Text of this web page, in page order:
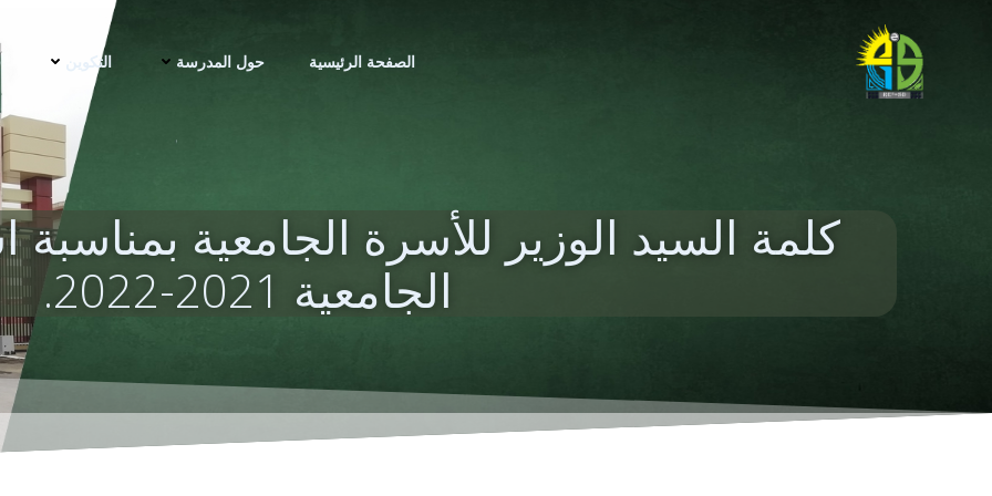
الصفحة الرئيسية حول المدرسة التكوين
كلمة السيد الوزير للأسرة الجامعية
الجامعية 2021-2022.